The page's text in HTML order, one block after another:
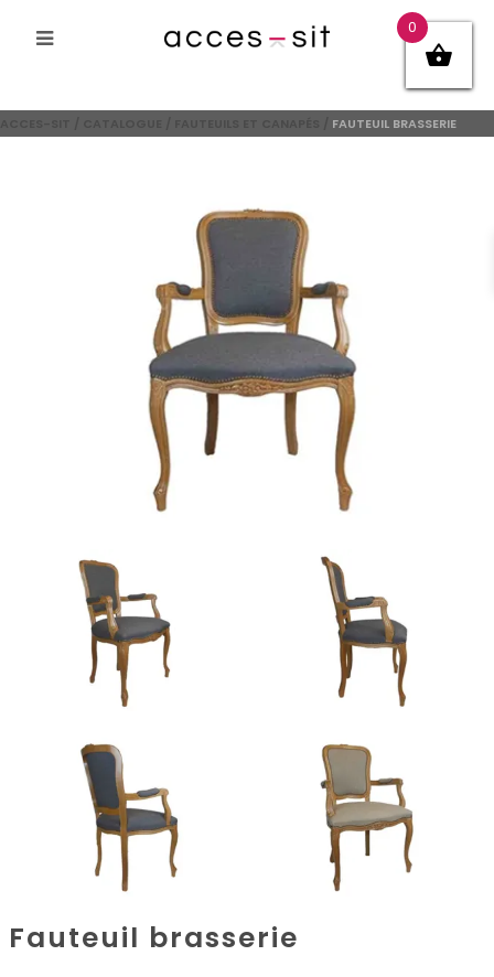
FAUTEUIL BRASSERIE
Fauteuil brasserie
0